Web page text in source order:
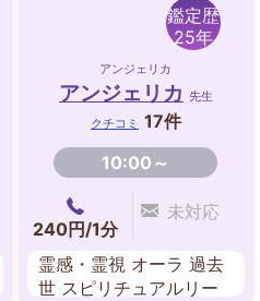
鑑定歴
25年
アンジェリカ
アンジェリカ 先生
クチコミ 17件
10:00～
240円/1分
未対応
霊感・霊視 オーラ 過去
世 スピリチュアルリー